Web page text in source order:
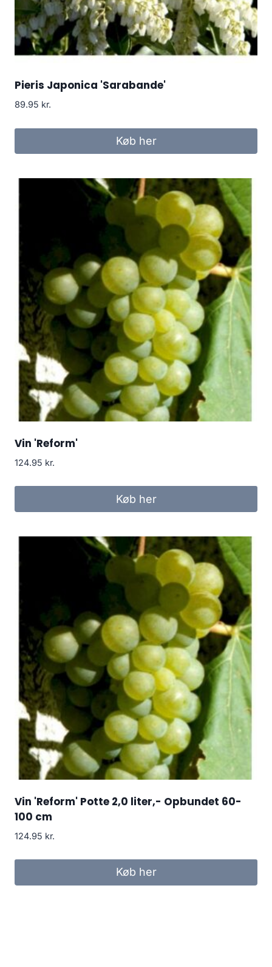
Pieris Japonica 'Sarabande'
89.95 kr.
Køb her
Vin 'Reform'
124.95 kr.
Køb her
Vin 'Reform' Potte 2,0 liter,- Opbundet 60-
100 cm
124.95 kr.
Køb her